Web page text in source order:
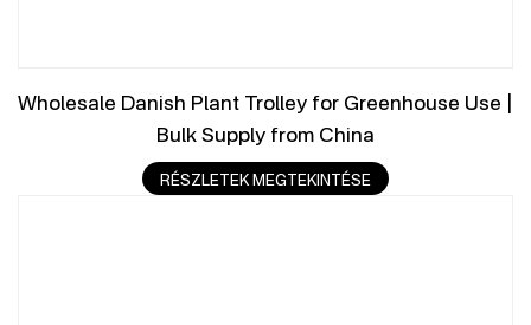
Wholesale Danish Plant Trolley for Greenhouse Use |
Bulk Supply from China
RÉSZLETEK MEGTEKINTÉSE